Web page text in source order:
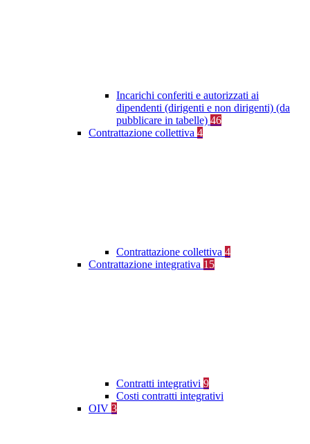
Incarichi conferiti e autorizzati ai
dipendenti (dirigenti e non dirigenti) (da
pubblicare in tabelle) 46
Contrattazione collettiva 4
Contrattazione collettiva 4
Contrattazione integrativa 15
Contratti integrativi 9
Costi contratti integrativi
OIV 3